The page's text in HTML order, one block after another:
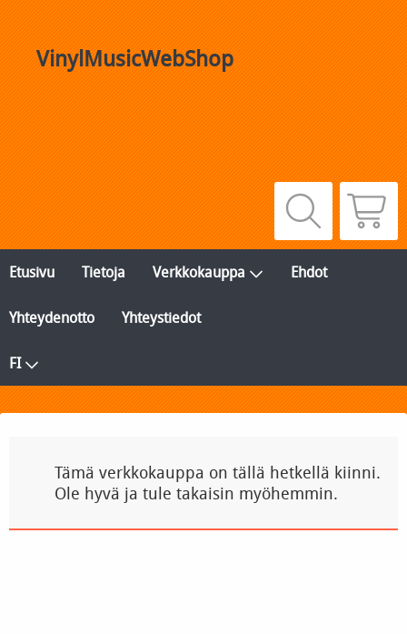
VinylMusicWebShop
Etusivu Tietoja Verkkokauppa Ehdot
Yhteydenotto Yhteystiedot
FI
Tämä verkkokauppa on tällä hetkellä kiinni.
Ole hyvä ja tule takaisin myöhemmin.